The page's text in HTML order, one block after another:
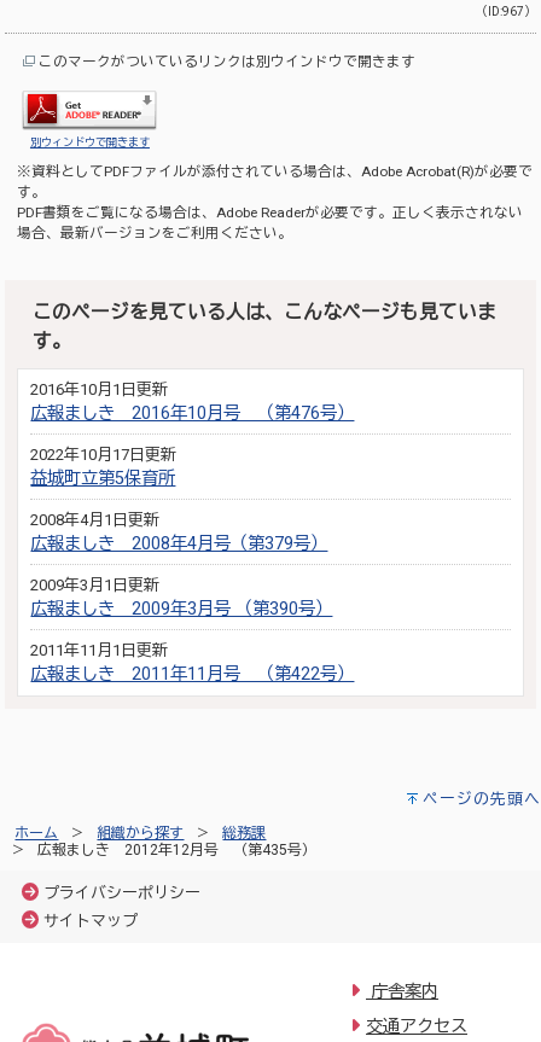
（ID:967）
このマークがついているリンクは別ウインドウで開きます
別ウィンドウで開きます
※資料としてPDFファイルが添付されている場合は、Adobe Acrobat(R)が必要で
す。
PDF書類をご覧になる場合は、Adobe Readerが必要です。正しく表示されない
場合、最新バージョンをご利用ください。
このページを見ている人は、こんなページも見ていま
す。
2016年10月1日更新
広報ましき 2016年10月号 （第476号）
2022年10月17日更新
益城町立第5保育所
2008年4月1日更新
広報ましき 2008年4月号（第379号）
2009年3月1日更新
広報ましき 2009年3月号 （第390号）
2011年11月1日更新
広報ましき 2011年11月号 （第422号）
ページの先頭へ
ホーム 組織から探す
総務課
広報ましき 2012年12月号 （第435号）
プライバシーポリシー
サイトマップ
庁舎案内
交通アクセス